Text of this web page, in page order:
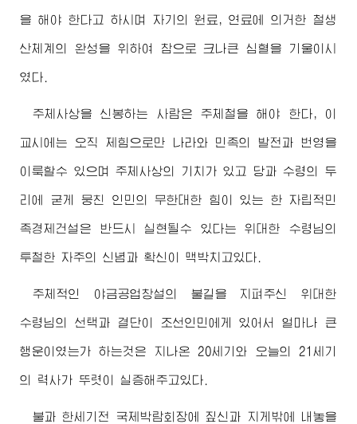
을 해야 한다고 하시며 자기의 원료, 연료에 의거한 철생
산체계의 완성을 위하여 참으로 크나큰 심혈을 기울이시
였다.
주체사상을 신봉하는 사람은 주체철을 해야 한다, 이
교시에는 오직 제힘으로만 나라와 민족의 발전과 번영을
이룩할수 있으며 주체사상의 기치가 있고 당과 수령의 두
리에 굳게 뭉친 인민의 무한대한 힘이 있는 한 자립적민
족경제건설은 반드시 실현될수 있다는위대한 수령님의
투철한 자주의 신념과 확신이 맥박치고있다.
주체적인 야금공업창설의 불길을 지펴주신 위대한
수령님 의 선택과 결단이 조선인민에게 있어서 얼마나 큰
행운이였는가 하는것은 지나온 20세기와 오늘의 21세기
의 력사가 뚜렷이 실증해주고있다.
불과 한세기전 국제박람회장에 짚신과 지게밖에 내놓을